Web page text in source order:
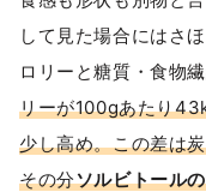
して見た場合にはさ
ロリーと糖質・食物
リーが100gあたり
少し高め。この差は
その分ソルビトール